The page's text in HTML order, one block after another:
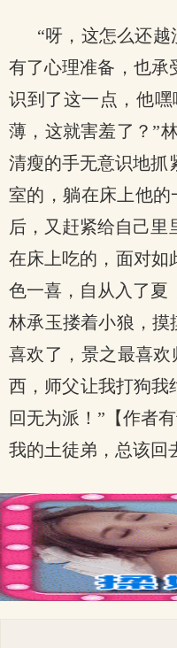
“呀，这怎么还
有了心理准备，也承
识到了这一点，他
薄，这就害羞了？”
清瘦的手无意识地抓
室的，躺在床上他
后，又赶紧给自己
在床上吃的，面对如
色一喜，自从入了夏
林承玉搂着小狼，摸
喜欢了，景之最喜
西，师父让我打狗
回无为派！”【作者
我的土徒弟，总该回